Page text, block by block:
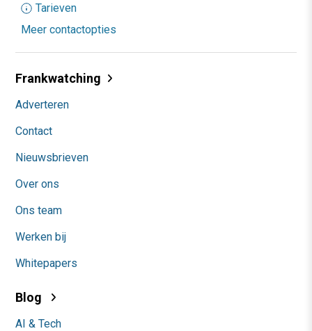
Tarieven
Meer contactopties
Frankwatching
Adverteren
Contact
Nieuwsbrieven
Over ons
Ons team
Werken bij
Whitepapers
Blog
AI & Tech